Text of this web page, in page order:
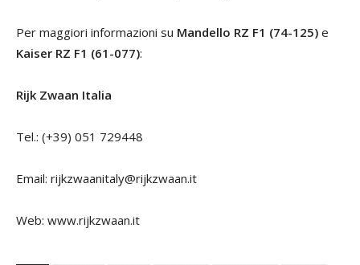
Per maggiori informazioni su Mandello RZ F1 (74-125) e
Kaiser RZ F1 (61-077):
Rijk Zwaan Italia
Tel.: (+39) 051 729448
Email: rijkzwaanitaly@rijkzwaan.it
Web: www.rijkzwaan.it